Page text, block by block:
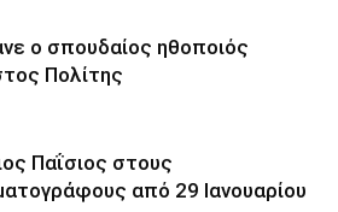
ο σπουδαίος ηθοποιός
Πολίτης
Παΐσιος στους
από 29 Ιανουαρίου